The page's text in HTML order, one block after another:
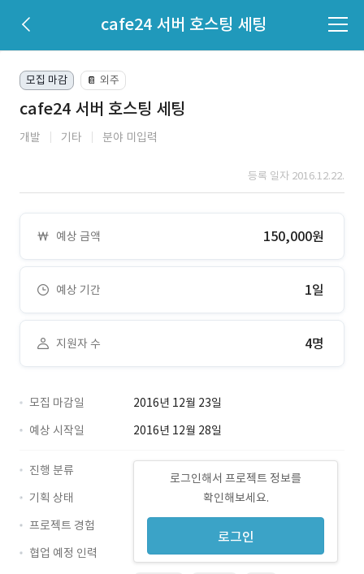
cafe24 서버 호스팅 세팅
모집 마감 📔 외주
cafe24 서버 호스팅 세팅
개발 기타 분야 미입력
등록 일자 2016.12.22.
예상 금액 150,000원
예상 기간 1일
지원자 수 4명
모집 마감일
2016년 12월 23일
예상 시작일
2016년 12월 28일
로그인해서 프로젝트 정보를
확인해보세요.
로그인
진행 분류
기획 상태
프로젝트 경험
협업 예정 인력